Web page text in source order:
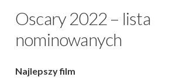
Oscary 2022 – lista
nominowanych
Najlepszy film